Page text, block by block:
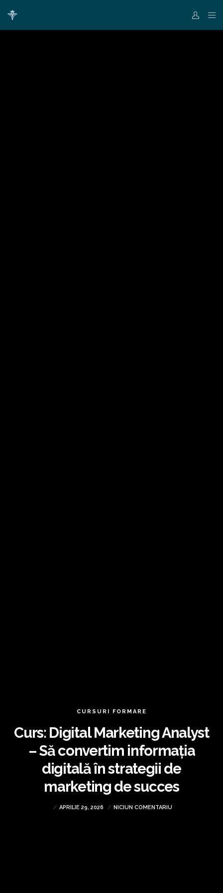
CURSURI FORMARE
Curs: Digital Marketing Analyst
– Să convertim informația
digitală în strategii de
marketing de succes
APRILIE 29, 2026 NICIUN COMENTARIU